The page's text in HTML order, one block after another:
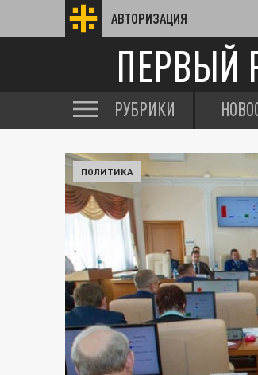
АВТОРИЗАЦИЯ
ПЕРВЫЙ
РУБРИКИ
ПОЛИТИКА